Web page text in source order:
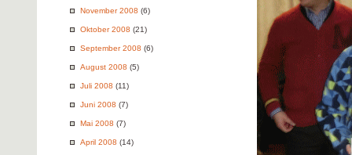
November 2008 (6)
Oktober 2008 (21)
September 2008 (6)
August 2008 (5)
Juli 2008 (11)
Juni 2008 (7)
Mai 2008 (7)
April 2008 (14)